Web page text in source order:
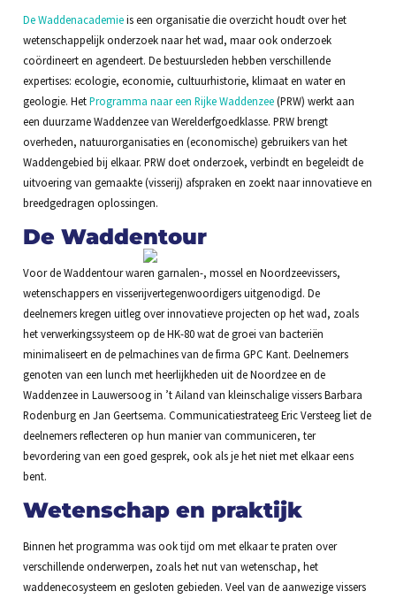
De Waddenacademieis een organisatie die overzicht houdt over het
wetenschappelijk onderzoek naar het wad, maar ook onderzoek
coördineert en agendeert. De bestuursleden hebben verschillende
expertises: ecologie, economie, cultuurhistorie, klimaat en water en
geologie. HetProgramma naar een Rijke Waddenzee(PRW) werkt aan
een duurzame Waddenzee van Werelderfgoedklasse. PRW brengt
overheden, natuurorganisaties en (economische) gebruikers van het
Waddengebied bij elkaar. PRW doet onderzoek, verbindt en begeleidt de
uitvoering van gemaakte (visserij) afspraken en zoekt naar innovatieve en
breedgedragen oplossingen.
De Waddentour
Voor de Waddentour waren garnalen-, mossel en Noordzeevissers,
wetenschappers en visserijvertegenwoordigers uitgenodigd. De
deelnemers kregen uitleg over innovatieve projecten op het wad, zoals
het verwerkingssysteem op de HK-80 wat de groei van bacteriën
minimaliseert en de pelmachines van de firma GPC Kant. Deelnemers
genoten van een lunch met heerlijkheden uit de Noordzee en de
Waddenzee in Lauwersoog in ’t Ailand van kleinschalige vissers Barbara
Rodenburg en Jan Geertsema. Communicatiestrateeg Eric Versteeg liet de
deelnemers reflecteren op hun manier van communiceren, ter
bevordering van een goed gesprek, ook als je het niet met elkaar eens
bent.
Wetenschap en praktijk
Binnen het programma was ook tijd om met elkaar te praten over
verschillende onderwerpen, zoals het nut van wetenschap, het
waddenecosysteem en gesloten gebieden. Veel van de aanwezige vissers